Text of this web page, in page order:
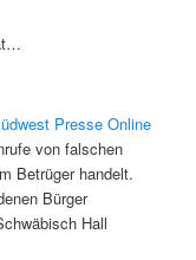
Presse Online
von falschen
Betrüger handelt.
Bürger
Hall